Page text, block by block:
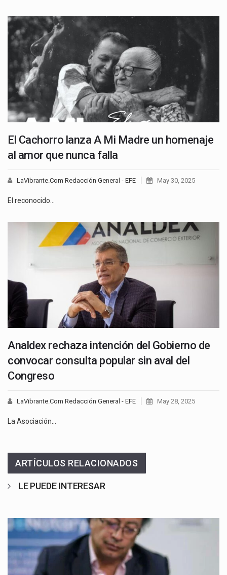
El Cachorro lanza A Mi Madre un homenaje
al amor que nunca falla
LaVibrante.Com Redacción General - EFE May 30, 2025
El reconocido…
Analdex rechaza intención del Gobierno de
convocar consulta popular sin aval del
Congreso
LaVibrante.Com Redacción General - EFE May 28, 2025
La Asociación…
ARTÍCULOS RELACIONADOS
LE PUEDE INTERESAR